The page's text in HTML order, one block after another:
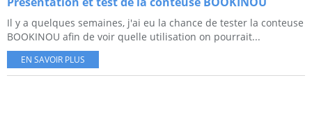
Il y a quelques semaines, j'ai eu la chance de tester la conteuse
BOOKINOU afin de voir quelle utilisation on pourrait...
EN SAVOIR PLUS